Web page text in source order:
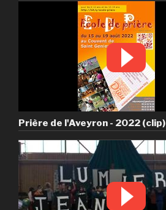
Prière de l'Aveyron - 2022 (clip)